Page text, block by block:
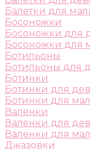
Балетки для
Босоножки
Босоножки для
Босоножки для
Ботильоны
Ботильоны для
Ботинки
Ботинки для
Ботинки для
Валенки
Валенки для
Валенки для
Джазовки